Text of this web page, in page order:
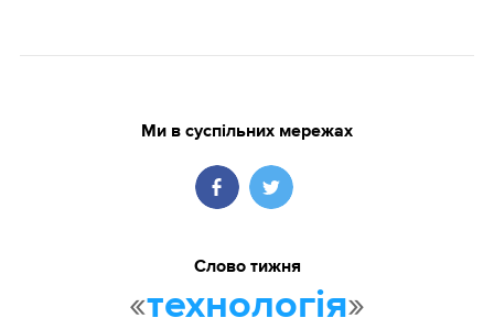
Ми в суспільних мережах
Слово тижня
«технологія»